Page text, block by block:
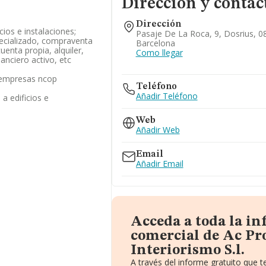
e instalaciones;
compraventa
propia, alquiler,
activo, etc
ncop
a edificios e
Dirección y
Dirección
Pasaje De La Roca, 9, Dosrius,
Barcelona
Como llegar
Teléfono
Añadir Teléfono
Web
Añadir Web
Email
Añadir Email
Acceda a toda la
comercial de Ac
Interiorismo S.l.
A través del informe gratuito que